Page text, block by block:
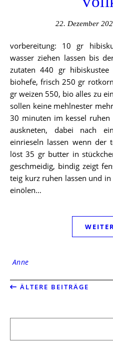
22. Dezember
vorbereitung: 10 gr hibiskusblüten 500 gr kochendes
wasser ziehen lassen bis
zutaten 440 gr
biohefe, frisch 250 gr
gr weizen 550, bio alles zu
sollen keine mehlnester
30 minuten im kessel ruhen
auskneten, dabei nach
einrieseln lassen wenn der
löst 35 gr butter in
geschmeidig, bindig zeigt
teig kurz ruhen lassen und
einölen…
Anne
ÄLTERE BEITRÄGE